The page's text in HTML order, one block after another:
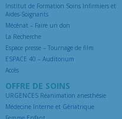
Institut de Formation Soins Infirmiers et
Aides-Soignants
Mécénat – Faire un don
La Recherche
Espace presse – Tournage de film
ESPACE 40 – Auditorium
Accès
OFFRE DE SOINS
URGENCES Réanimation anesthésie
Médecine Interne et Gériatrique